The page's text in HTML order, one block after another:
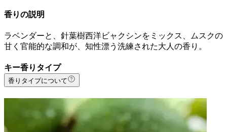
香りの説明
ラベンダーと、針葉樹西洋ビャクシンをミックス、ムスクの
甘く官能的な調和が、知性漂う洗練された大人の香り。
キー香りタイプ
香りタイプについて